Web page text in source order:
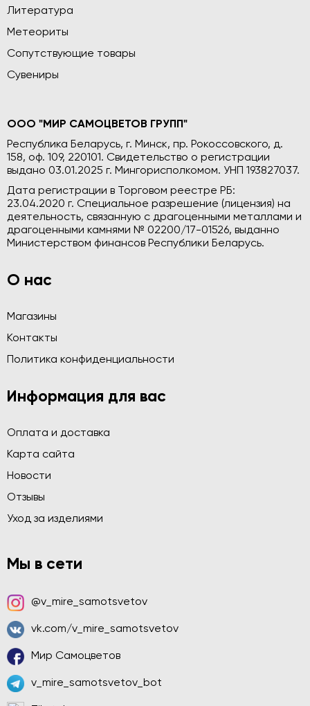
Литература
Метеориты
Сопутствующие товары
Сувениры
ООО "МИР САМОЦВЕТОВ ГРУПП"
Республика Беларусь, г. Минск, пр. Рокоссовского, д.
158, оф. 109, 220101. Свидетельство о регистрации
выдано 03.01.2025 г. Мингорисполкомом. УНП 193827037.
Дата регистрации в Торговом реестре РБ:
23.04.2020 г. Специальное разрешение (лицензия) на
деятельность, связанную с драгоценными металлами и
драгоценными камнями № 02200/17-01526, выданно
Министерством финансов Республики Беларусь.
О нас
Магазины
Контакты
Политика конфиденциальности
Информация для вас
Оплата и доставка
Карта сайта
Новости
Отзывы
Уход за изделиями
Мы в сети
@v_mire_samotsvetov
vk.com/v_mire_samotsvetov
Мир Самоцветов
v_mire_samotsvetov_bot